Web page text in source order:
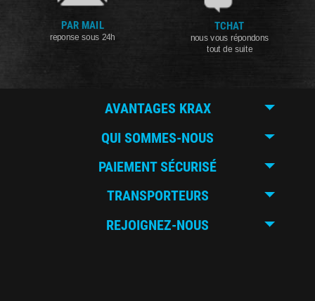
PAR MAIL
reponse sous 24h
TCHAT
nous vous répondons
tout de suite
AVANTAGES KRAX
QUI SOMMES-NOUS
PAIEMENT SÉCURISÉ
TRANSPORTEURS
REJOIGNEZ-NOUS